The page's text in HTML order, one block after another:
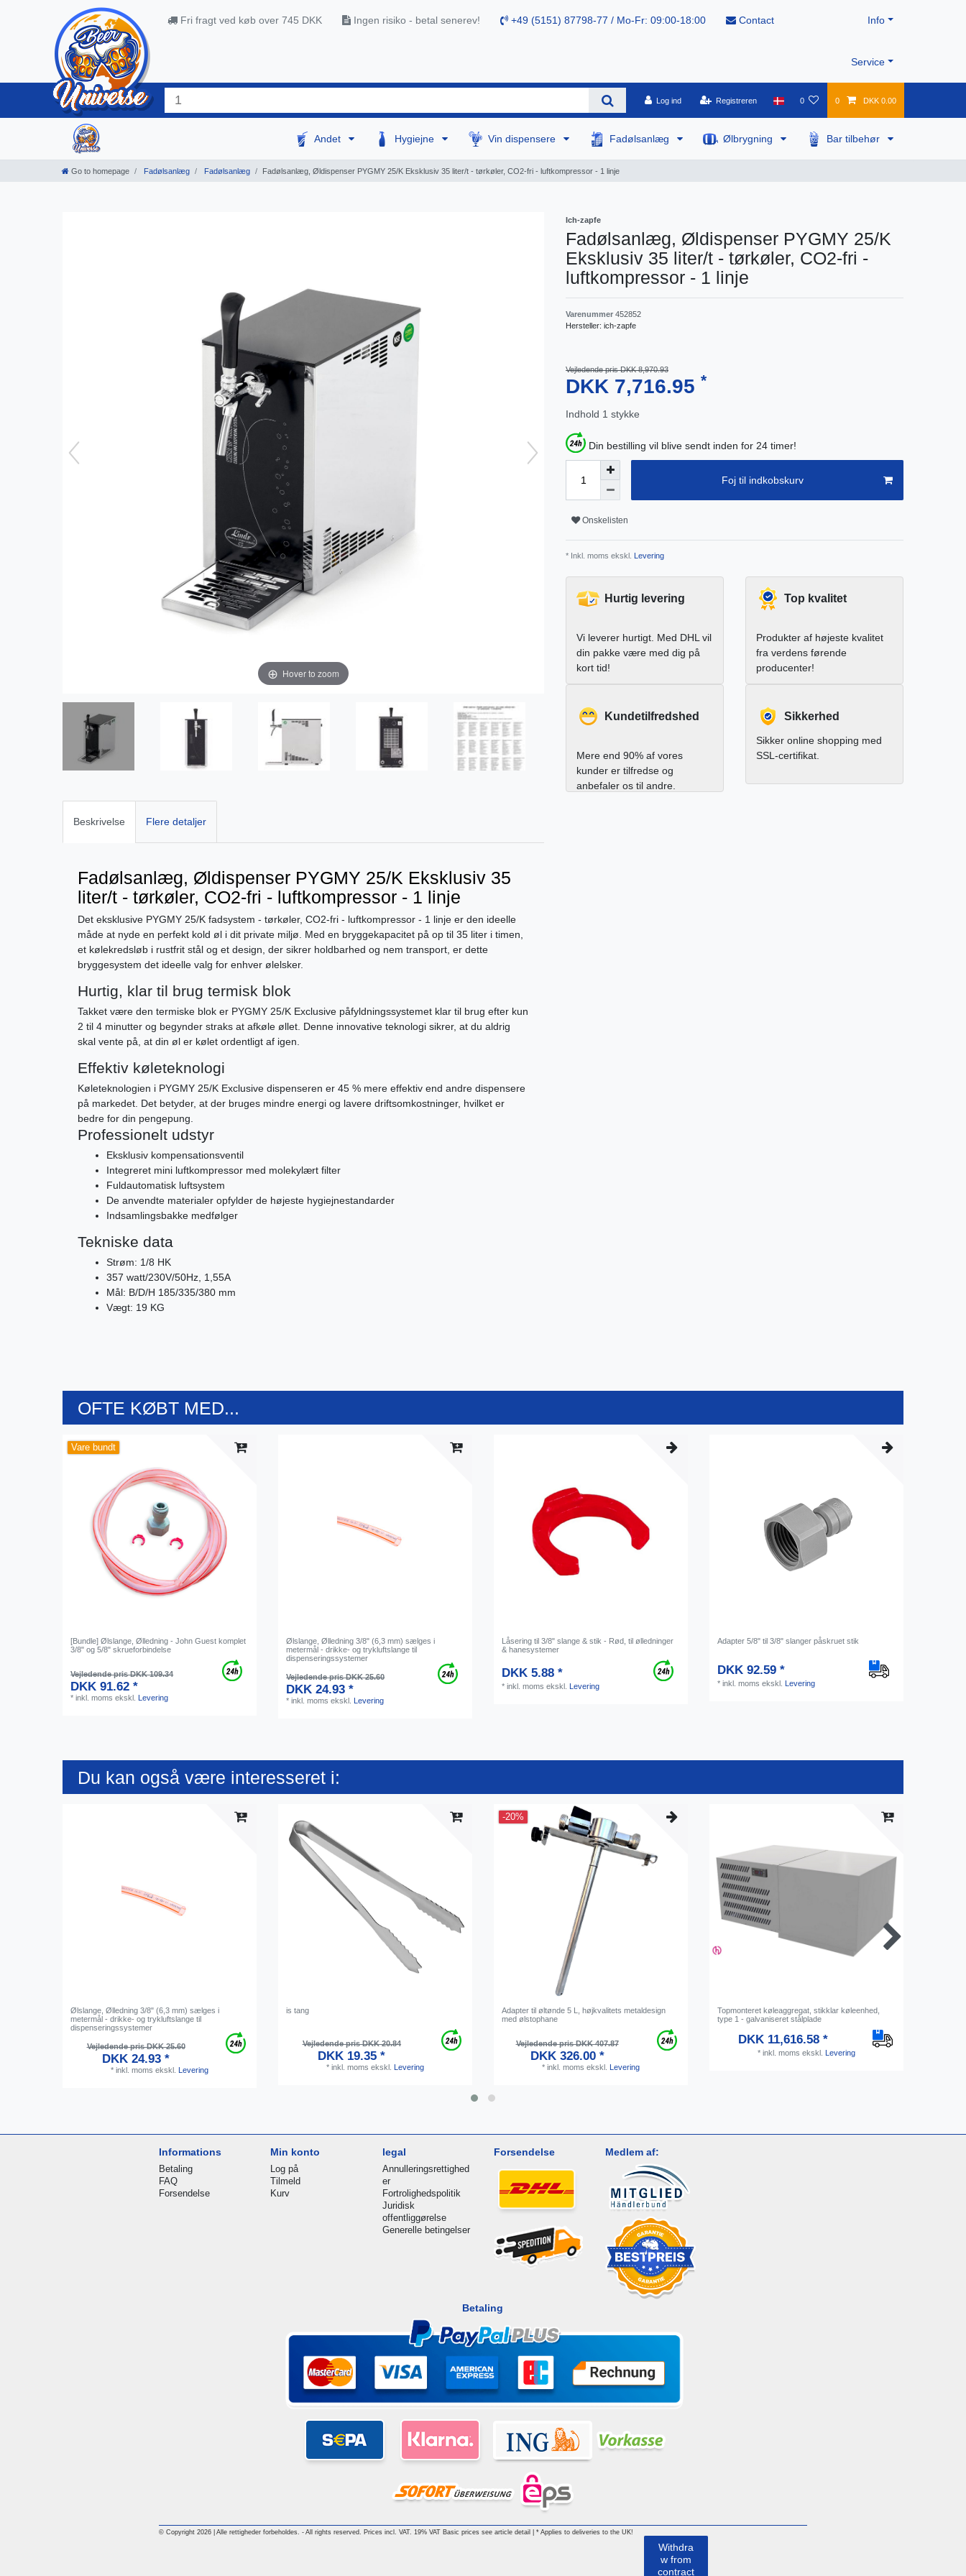
Fri fragt ved køb over 745 DKK Ingen risiko - betal senerev! +49 (5151) 87798-77 / Mo-Fr: 09:00-18:00 Contact Info
Service
Log ind Registreren 0 0 DKK 0.00
Andet Hygiejne Vin dispensere Fadølsanlæg Ølbrygning Bar tilbehør
Go to homepage Fadølsanlæg Fadølsanlæg Fadølsanlæg, Øldispenser PYGMY 25/K Eksklusiv 35 liter/t - tørkøler, CO2-fri - luftkompressor - 1 linje
Hover to zoom
Beskrivelse Flere detaljer
Fadølsanlæg, Øldispenser PYGMY 25/K Eksklusiv 35
liter/t - tørkøler, CO2-fri - luftkompressor - 1 linje
Det eksklusive PYGMY 25/K fadsystem - tørkøler, CO2-fri - luftkompressor - 1 linje er den ideelle
måde at nyde en perfekt kold øl i dit private miljø. Med en bryggekapacitet på op til 35 liter i timen,
et kølekredsløb i rustfrit stål og et design, der sikrer holdbarhed og nem transport, er dette
bryggesystem det ideelle valg for enhver ølelsker.
Hurtig, klar til brug termisk blok
Takket være den termiske blok er PYGMY 25/K Exclusive påfyldningssystemet klar til brug efter kun
2 til 4 minutter og begynder straks at afkøle øllet. Denne innovative teknologi sikrer, at du aldrig
skal vente på, at din øl er kølet ordentligt af igen.
Effektiv køleteknologi
Køleteknologien i PYGMY 25/K Exclusive dispenseren er 45 % mere effektiv end andre dispensere
på markedet. Det betyder, at der bruges mindre energi og lavere driftsomkostninger, hvilket er
bedre for din pengepung.
Professionelt udstyr
Eksklusiv kompensationsventil
Integreret mini luftkompressor med molekylært filter
Fuldautomatisk luftsystem
De anvendte materialer opfylder de højeste hygiejnestandarder
Indsamlingsbakke medfølger
Tekniske data
Strøm: 1/8 HK
357 watt/230V/50Hz, 1,55A
Mål: B/D/H 185/335/380 mm
Vægt: 19 KG
Ich-zapfe
Fadølsanlæg, Øldispenser PYGMY 25/K
Eksklusiv 35 liter/t - tørkøler, CO2-fri -
luftkompressor - 1 linje
Varenummer 452852
Hersteller: ich-zapfe
Vejledende pris DKK 8,970.93
DKK 7,716.95 *
Indhold 1 stykke
Din bestilling vil blive sendt inden for 24 timer!
Foj til indkobskurv
Onskelisten
* Inkl. moms ekskl. Levering
Hurtig levering
Vi leverer hurtigt. Med DHL vil
din pakke være med dig på
kort tid!
Top kvalitet
Produkter af højeste kvalitet
fra verdens førende
producenter!
Kundetilfredshed
Mere end 90% af vores
kunder er tilfredse og
anbefaler os til andre.
Sikkerhed
Sikker online shopping med
SSL-certifikat.
OFTE KØBT MED...
Vare bundt
[Bundle] Ølslange, Ølledning - John Guest komplet
3/8" og 5/8" skrueforbindelse
Vejledende pris DKK 109.34
DKK 91.62 *
*inkl. moms ekskl. Levering
Ølslange, Ølledning 3/8" (6,3 mm) sælges i
metermål - drikke- og trykluftslange til
dispenseringssystemer
Vejledende pris DKK 25.60
DKK 24.93 *
*inkl. moms ekskl. Levering
Låsering til 3/8" slange & stik - Rød, til ølledninger
& hanesystemer
DKK 5.88 *
*inkl. moms ekskl. Levering
Adapter 5/8" til 3/8" slanger påskruet stik
DKK 92.59 *
*inkl. moms ekskl. Levering
Du kan også være interesseret i:
Ølslange, Ølledning 3/8" (6,3 mm) sælges i
metermål - drikke- og trykluftslange til
dispenseringssystemer
Vejledende pris DKK 25.60
DKK 24.93 *
* inkl. moms ekskl. Levering
is tang
Vejledende pris DKK 20.84
DKK 19.35 *
* inkl. moms ekskl. Levering
-20%
Adapter til øltønde 5 L, højkvalitets metaldesign
med ølstophane
Vejledende pris DKK 407.87
DKK 326.00 *
* inkl. moms ekskl. Levering
Topmonteret køleaggregat, stikklar køleenhed,
type 1 - galvaniseret stålplade
DKK 11,616.58 *
* inkl. moms ekskl. Levering
Informations
Betaling
FAQ
Forsendelse
Min konto
Log på
Tilmeld
Kurv
legal
Annulleringsrettighed
er
Fortrolighedspolitik
Juridisk
offentliggørelse
Generelle betingelser
Forsendelse Medlem af:
Betaling
© Copyright 2026 | Alle rettigheder forbeholdes. - All rights reserved. Prices incl. VAT. 19% VAT Basic prices see article detail | * Applies to deliveries to the UK!
Withdra
w from
contract